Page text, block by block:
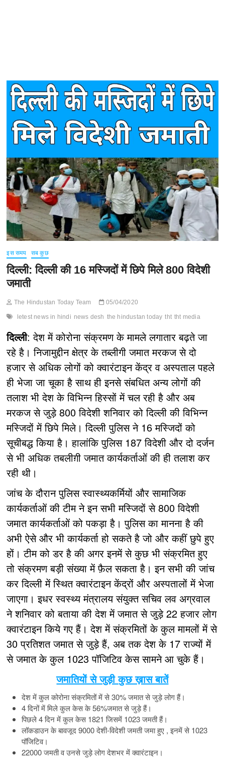
इस समय सब कुछ
दिल्ली: दिल्ली की 16 मस्जिदों में छिपे मिले 800 विदेशी
जमाती
The Hindustan Today Team 05/04/2020
letest news in hindi news desh the hindustan today tht tht media
दिल्ली: देश में कोरोना संक्रमण के मामले लगातार बढ़ते जा
रहे है। निजामुद्दीन क्षेत्र के तब्लीगी जमात मरकज से दो
हजार से अधिक लोगों को क्वारंटाइन केंद्र व अस्पताल पहले
ही भेजा जा चूका है साथ ही इनसे संबधित अन्य लोगों की
तलाश भी देश के विभिन्न हिस्सों में चल रही है और अब
मरकज से जुड़े 800 विदेशी शनिवार को दिल्ली की विभिन्न
मस्जिदों में छिपे मिले। दिल्ली पुलिस ने 16 मस्जिदों को
सूचीबद्ध किया है। हालांकि पुलिस 187 विदेशी और दो दर्जन
से भी अधिक तबलीग़ी जमात कार्यकर्ताओं की ही तलाश कर
रही थी।
जांच के दौरान पुलिस स्वास्थ्यकर्मियों और सामाजिक
कार्यकर्ताओं की टीम ने इन सभी मस्जिदों से 800 विदेशी
जमात कार्यकर्ताओं को पकड़ा है। पुलिस का मानना है की
अभी ऐसे और भी कार्यकर्ता हो सकते है जो और कहीं छुपे हुए
हों। टीम को डर है की अगर इनमें से कुछ भी संक्रमित हुए
तो संक्रमण बड़ी संख्या में फ़ैल सकता है। इन सभी की जांच
कर दिल्ली में स्थित क्वारंटाइन केंद्रों और अस्पतालों में भेजा
जाएगा। इधर स्वस्थ्य मंत्रालय संयुक्त सचिव लव अग्रवाल
ने शनिवार को बताया की देश में जमात से जुड़े 22 हजार लोग
क्वारंटाइन किये गए हैं। देश में संक्रमितों के कुल मामलों में से
30 प्रतिशत जमात से जुड़े हैं, अब तक देश के 17 राज्यों में
से जमात के कुल 1023 पॉजिटिव केस सामने आ चुके हैं।
जमातियों से जुड़ी कुछ ख़ास बातें
देश में कुल कोरोना संक्रमितों में से 30% जमात से जुड़े लोग हैं।
4 दिनों में मिले कुल केस के 56%जमात से जुड़े हैं।
पिछले 4 दिन में कुल केस 1821 जिसमें 1023 जमती हैं।
लॉकडाउन के बावजूद 9000 देशी-विदेशी जमती जमा हुए , इनमें से 1023
पॉजिटिव।
22000 जमती व उनसे जुड़े लोग देशभर में क्वारंटाइन।